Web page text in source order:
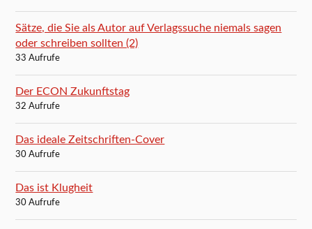
Sätze, die Sie als Autor auf Verlagssuche niemals sagen
oder schreiben sollten (2)
33 Aufrufe
Der ECON Zukunftstag
32 Aufrufe
Das ideale Zeitschriften-Cover
30 Aufrufe
Das ist Klugheit
30 Aufrufe